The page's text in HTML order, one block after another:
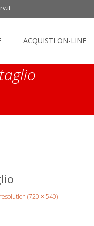
ACQUISTI ON-LINE
(720 × 540)